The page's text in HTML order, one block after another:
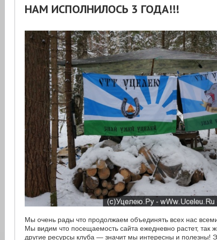
НАМ ИСПОЛНИЛОСЬ 3 ГОДА!!!
Мы очень рады что продолжаем объединять всех нас
Мы видим что посещаемость сайта ежедневно растет, так
другие ресурсы клуба — значит мы интересны и полезны!